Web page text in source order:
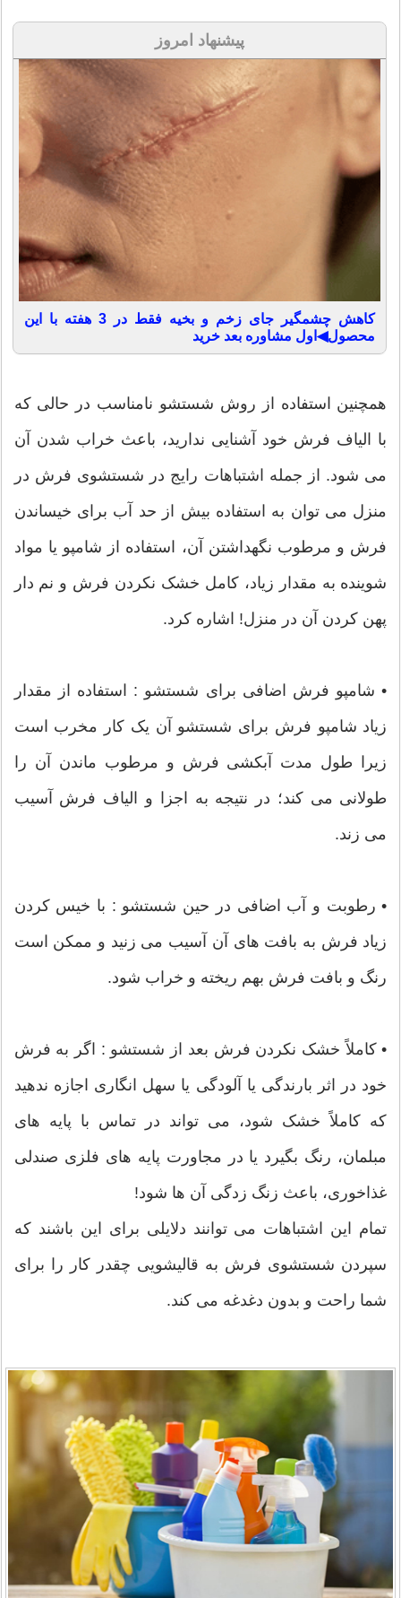
پیشنهاد امروز
کاهش چشمگیر جای زخم و بخیه فقط در 3 هفته با این
محصول◀اول مشاوره بعد خرید
همچنین استفاده از روش شستشو نامناسب در حالی که
با الیاف فرش خود آشنایی ندارید، باعث خراب شدن آن
می شود. از جمله اشتباهات رایج در شستشوی فرش در
منزل می توان به استفاده بیش از حد آب برای خیساندن
فرش و مرطوب نگهداشتن آن، استفاده از شامپو یا مواد
شوینده به مقدار زیاد، کامل خشک نکردن فرش و نم دار
پهن کردن آن در منزل! اشاره کرد.
• شامپو فرش اضافی برای شستشو : استفاده از مقدار
زیاد شامپو فرش برای شستشو آن یک کار مخرب است
زیرا طول مدت آبکشی فرش و مرطوب ماندن آن را
طولانی می کند؛ در نتیجه به اجزا و الیاف فرش آسیب
می زند.
• رطوبت و آب اضافی در حین شستشو : با خیس کردن
زیاد فرش به بافت های آن آسیب می زنید و ممکن است
رنگ و بافت فرش بهم ریخته و خراب شود.
• کاملاً خشک نکردن فرش بعد از شستشو : اگر به فرش
خود در اثر بارندگی یا آلودگی یا سهل انگاری اجازه ندهید
که کاملاً خشک شود، می تواند در تماس با پایه های
مبلمان، رنگ بگیرد یا در مجاورت پایه های فلزی صندلی
غذاخوری، باعث زنگ زدگی آن ها شود!
تمام این اشتباهات می توانند دلایلی برای این باشند که
سپردن شستشوی فرش به قالیشویی چقدر کار را برای
شما راحت و بدون دغدغه می کند.